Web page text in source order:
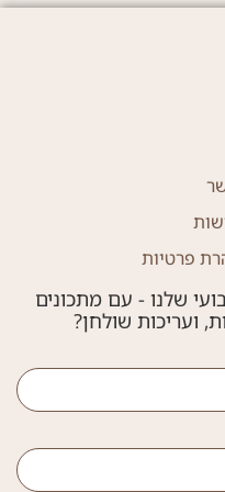
פרטיות
שלנו - עם מתכונים
ועריכות שולחן?